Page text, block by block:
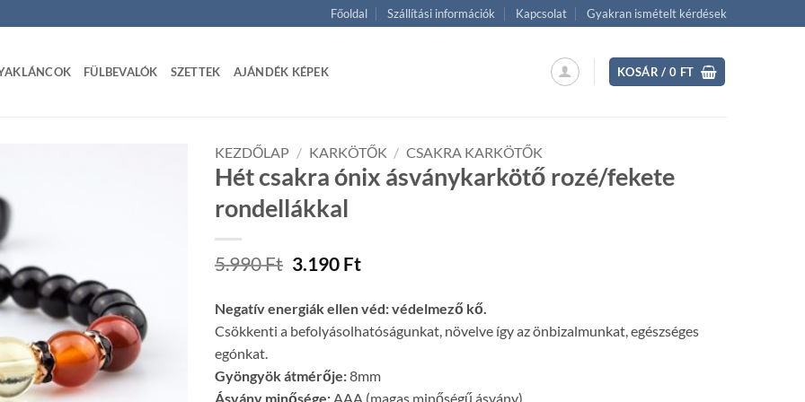
Főoldal Szállítási információk Kapcsolat Gyakran ismételt kérdések
FÜLBEVALÓK SZETTEK AJÁNDÉK KÉPEK KOSÁR /0 FT
KEZDŐLAP / KARKÖTŐK / CSAKRA KARKÖTŐK
Hét csakra ónix ásványkarkötő rozé/fekete
rondellákkal
5.990Ft Original
was:
5.990 Ft.
3.190 FtCurrent
is:
3.190 Ft.
Negatív energiák ellen véd: védelmező kő.
Csökkenti a befolyásolhatóságunkat, növelve így az önbizalmunkat, egészséges
egónkat.
Gyöngyök átmérője:8mm
Ásvány minősége:AAA (magas minőségű ásvány)